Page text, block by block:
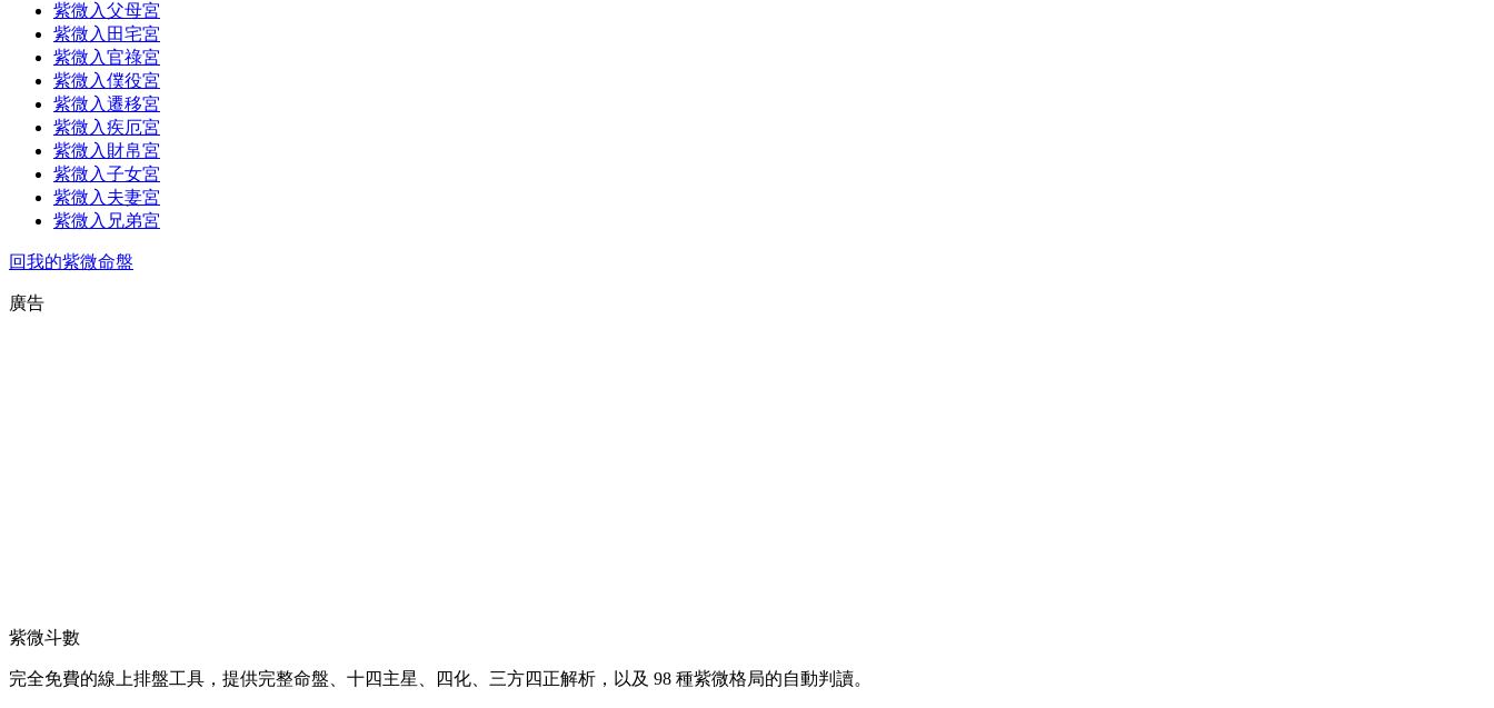
紫微入父母宮
紫微入田宅宮
紫微入官祿宮
紫微入僕役宮
紫微入遷移宮
紫微入疾厄宮
紫微入財帛宮
紫微入子女宮
紫微入夫妻宮
紫微入兄弟宮
回我的紫微命盤
廣告
紫微斗數
完全免費的線上排盤工具，提供完整命盤、十四主星、四化、三方四正解析，以及 98 種紫微格局的自動判讀。